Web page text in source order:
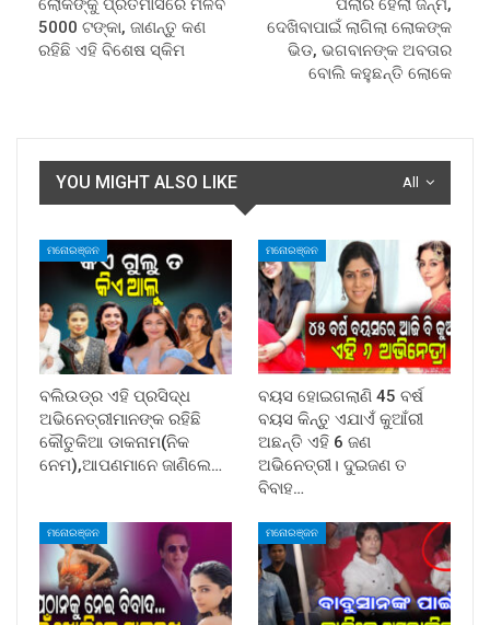
ଲୋକଙ୍କୁ ପ୍ରତିମାସରେ ମିଳିବ
5000 ଟଙ୍କା, ଜାଣନ୍ତୁ କଣ
ରହିଛି ଏହି ବିଶେଷ ସ୍କିମ
ପିଲାର ହେଲା ଜନ୍ମ,
ଦେଖିବାପାଇଁ ଲାଗିଲା ଲୋକଙ୍କ
ଭିଡ, ଭଗବାନଙ୍କ ଅବତାର
ବୋଲି କହୁଛନ୍ତି ଲୋକେ
All
YOU MIGHT ALSO LIKE
ମନୋରଞ୍ଜନ
ବଲିଉଡ୍‌ର ଏହି ପ୍ରସିଦ୍ଧ
ଅଭିନେତ୍ରୀମାନଙ୍କ ରହିଛି
କୌତୁକିଆ ଡାକନାମ(ନିକ
ନେମ),ଆପଣମାନେ ଜାଣିଲେ…
ମନୋରଞ୍ଜନ
ବୟସ ହୋଇଗଲାଣି 45 ବର୍ଷ
ବୟସ କିନ୍ତୁ ଏଯାଏଁ କୁଆଁରୀ
ଅଛନ୍ତି ଏହି 6 ଜଣ
ଅଭିନେତ୍ରୀ। ଦୁଇଜଣ ତ
ବିବାହ…
ମନୋରଞ୍ଜନ ମନୋରଞ୍ଜନ